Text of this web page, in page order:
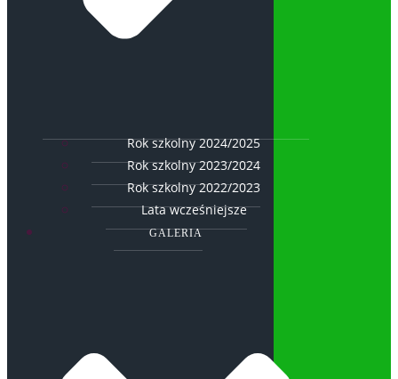
Rok szkolny 2024/2025
Rok szkolny 2023/2024
Rok szkolny 2022/2023
Lata wcześniejsze
GALERIA